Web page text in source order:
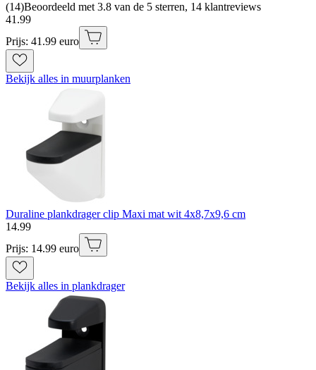
(14)Beoordeeld met 3.8 van de 5 sterren, 14 klantreviews
41 .99
Prijs: 41.99 euro
Bekijk alles in muurplanken
Duraline plankdrager clip Maxi mat wit 4x8,7x9,6 cm
14.99
Prijs: 14.99 euro
Bekijk alles in plankdrager